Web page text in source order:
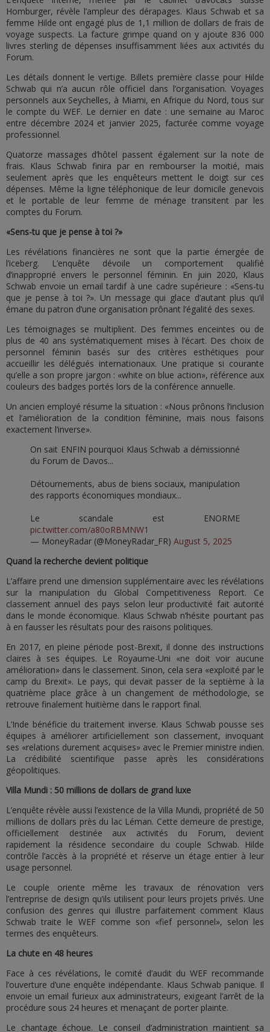
Homburger, révèle l’ampleur des dérapages. Klaus Schwab et sa
femme Hilde ont engagé plus de 1,1 million de dollars de frais de
voyage suspects. La facture grimpe quand on y ajoute 836 000
livres sterling de dépenses insuffisamment liées aux activités du
Forum.
Les détails donnent le vertige. Billets première classe pour Hilde
Schwab qui n’a aucun rôle officiel dans l’organisation. Voyages
personnels aux Seychelles, à Miami, en Afrique du Nord, tous sur
le compte du WEF. Le dernier en date : une semaine au Maroc
entre décembre 2024 et janvier 2025, facturée comme voyage
professionnel.
Quatorze massages d’hôtel passent également sur la note de
frais. Klaus Schwab finira par en rembourser la moitié, mais
seulement après que les enquêteurs mettent le doigt sur ces
dépenses. Même la ligne téléphonique de leur domicile genevois
et le portable de leur femme de ménage transitent par les
comptes du Forum.
«Sens-tu que je pense à toi ?»
Les révélations financières ne sont que la partie émergée de
l’iceberg. L’enquête dévoile un comportement qualifié
d’inapproprié envers le personnel féminin. En juin 2020, Klaus
Schwab envoie un email tardif à une cadre supérieure : «Sens-tu
que je pense à toi ?». Un message qui glace d’autant plus qu’il
émane du patron d’une organisation prônant l’égalité des sexes.
Les témoignages se multiplient. Des femmes enceintes ou de
plus de 40 ans systématiquement mises à l’écart. Des choix de
personnel féminin basés sur des critères esthétiques pour
accueillir les délégués internationaux. Une pratique si courante
qu’elle a son propre jargon : «white on blue action», référence aux
couleurs des badges portés lors de la conférence annuelle.
Un ancien employé résume la situation : «Nous prônons l’inclusion
et l’amélioration de la condition féminine, mais nous faisons
exactement l’inverse».
On sait ENFIN pourquoi Klaus Schwab a démissionné
du Forum de Davos...
Détournements, abus de biens sociaux, manipulation
des rapports économiques mondiaux...
Le scandale est ENORME
pic.twitter.com/a80oRBMNW1
— MoneyRadar (@MoneyRadar_FR) August 5, 2025
Quand la recherche devient politique
L’affaire prend une dimension supplémentaire avec les révélations
sur la manipulation du Global Competitiveness Report. Ce
classement annuel des pays selon leur productivité fait autorité
dans le monde économique. Klaus Schwab n’hésite pourtant pas
à en fausser les résultats pour des raisons politiques.
En 2017, en pleine période post-Brexit, il donne des instructions
claires à ses équipes. Le Royaume-Uni «ne doit voir aucune
amélioration» dans le classement. Sinon, cela sera «exploité par le
camp du Brexit». Le pays, qui devait passer de la septième à la
quatrième place grâce à un changement de méthodologie, se
retrouve finalement huitième dans le rapport final.
L’Inde bénéficie du traitement inverse. Klaus Schwab pousse ses
équipes à améliorer artificiellement son classement, invoquant
ses «relations durement acquises» avec le Premier ministre indien.
La crédibilité scientifique passe après les considérations
géopolitiques.
Villa Mundi : 50 millions de dollars de grand luxe
L’enquête révèle aussi l’existence de la Villa Mundi, propriété de 50
millions de dollars près du lac Léman. Cette demeure de prestige,
officiellement destinée aux activités du Forum, devient
rapidement la résidence secondaire du couple Schwab. Hilde
contrôle l’accès à la propriété et réserve un étage entier à leur
usage personnel.
Le couple oriente même les travaux de rénovation vers
l’entreprise de design qu’ils utilisent pour leurs projets privés. Une
confusion des genres qui illustre parfaitement comment Klaus
Schwab traite le WEF comme son «fief personnel», selon les
termes des enquêteurs.
La chute en 48 heures
Face à ces révélations, le comité d’audit du WEF recommande
l’ouverture d’une enquête indépendante. Klaus Schwab panique. Il
envoie un email furieux aux administrateurs, exigeant l’arrêt de la
procédure sous 24 heures et menaçant de porter plainte.
Le chantage échoue. Le conseil d’administration maintient sa